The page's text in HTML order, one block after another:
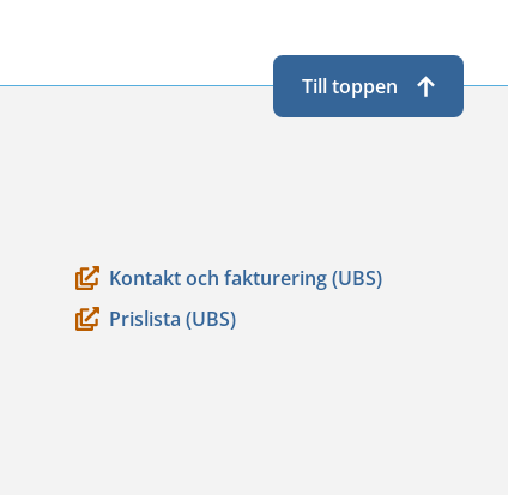
Kontakt och fakturering (UBS)
Prislista (UBS)
Till toppen